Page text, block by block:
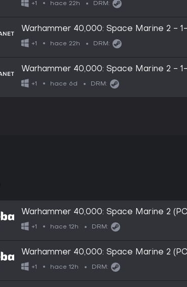
+1 hace 22h DRM:
Warhammer 40,000: Space Marine 2 -
Edition
+1 hace 22h DRM:
Warhammer 40,000: Space Marine 2 -
+1 hace 6d DRM:
Warhammer 40,000: Space Marine 2
GLOBAL
+1 hace 12h DRM:
Warhammer 40,000: Space Marine 2
EUROPE
+1 hace 12h DRM: